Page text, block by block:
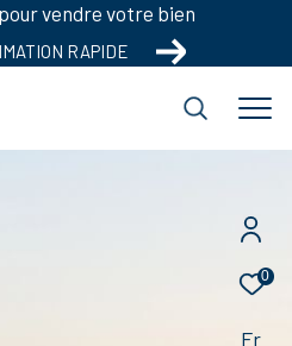
vendre votre bien
RAPIDE
0
Fr